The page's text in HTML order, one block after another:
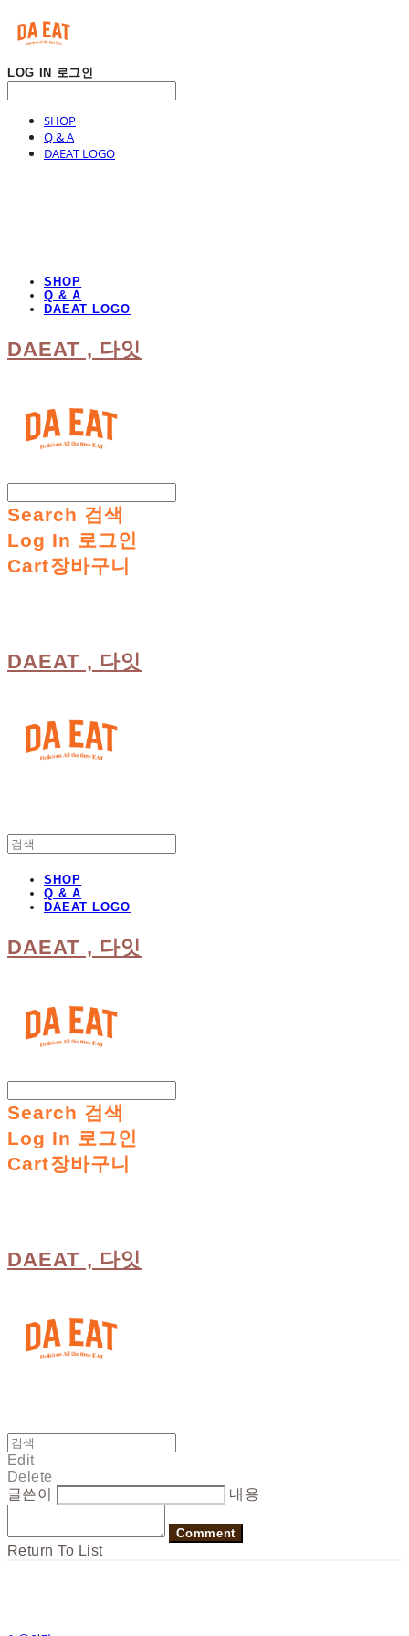
LOG IN 로그인
SHOP
Q & A
DAEAT LOGO
SHOP
Q & A
DAEAT LOGO
DAEAT , 다잇
Search 검색
Log In 로그인
Cart장바구니
DAEAT , 다잇
SHOP
Q & A
DAEAT LOGO
DAEAT , 다잇
Search 검색
Log In 로그인
Cart장바구니
DAEAT , 다잇
Edit
Delete
글쓴이
내용
Comment
Return To List